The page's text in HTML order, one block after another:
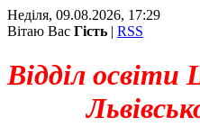
Неділя, 09.08.2026, 17:29
Вітаю Вас Гість | RSS
Відділ освіти